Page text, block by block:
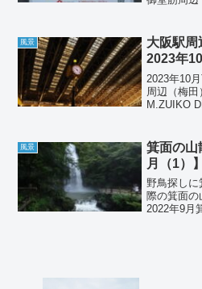
をお散歩
MarkⅡ,
MarkⅡ,
風景
大阪駅
2023年
2023年10
周辺（梅田
M.ZUIKO
PROのス
OM-1と
風景
箕面の山
月（1）】
野鳥探し
際の箕面
2022年9月
で滝の流
霧状にな